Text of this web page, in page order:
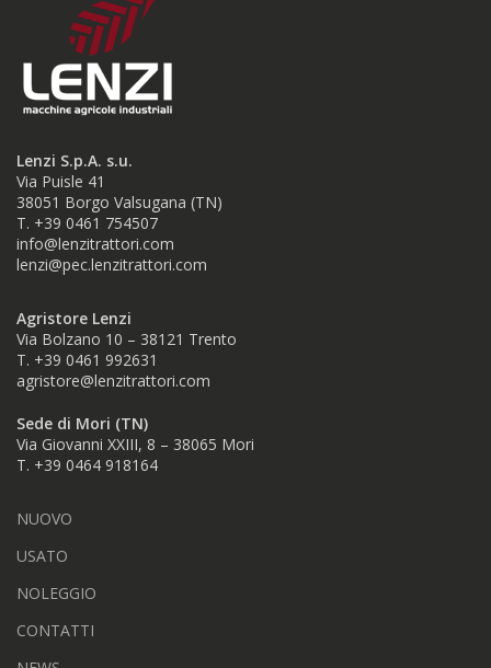
Lenzi S.p.A. s.u.
Via Puisle 41
38051 Borgo Valsugana (TN)
T. +39 0461 754507
info@lenzitrattori.com
lenzi@pec.lenzitrattori.com
Agristore Lenzi
Via Bolzano 10 – 38121 Trento
T. +39 0461 992631
agristore@lenzitrattori.com
Sede di Mori (TN)
Via Giovanni XXIII, 8 – 38065 Mori
T. +39 0464 918164
NUOVO
USATO
NOLEGGIO
CONTATTI